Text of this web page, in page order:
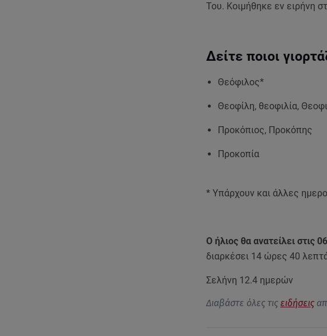
Του. Κοιμήθηκε εν ειρήνη
Δείτε ποιοι
Θεόφιλος*
Θεοφίλη, θεοφιλία,
Προκόπιος, Προκόπης
Προκοπία
* Υπάρχουν και άλλες
Ο ήλιος θα ανατείλει στις
διαρκέσει 14 ώρες 40
Σελήνη 12.4 ημερών
Διαβάστε όλες τις ειδήσεις